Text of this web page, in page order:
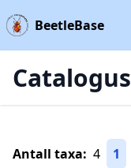
BeetleBase
Catalogus
Antall taxa: 4
1